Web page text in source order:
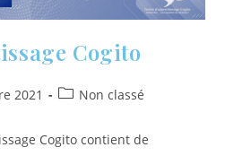
Cogito
2021 Non classé
Cogito contient de